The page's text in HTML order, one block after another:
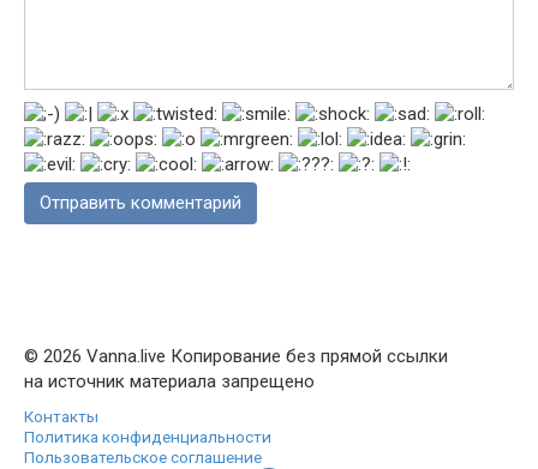
© 2026 Vanna.live Копирование без прямой ссылки
на источник материала запрещено
Контакты
Политика конфиденциальности
Пользовательское соглашение